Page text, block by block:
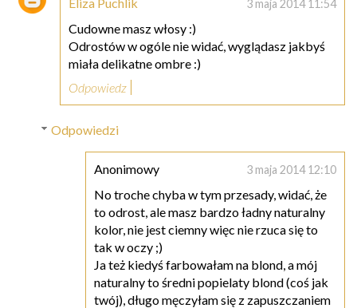
3 maja 2014 11:54
Cudowne masz włosy :)
Odrostów w ogóle nie widać, wyglądasz jakbyś
miała delikatne ombre :)
Odpowiedz
Odpowiedzi
Anonimowy 3 maja 2014 12:10
No troche chyba w tym przesady, widać, że
to odrost, ale masz bardzo ładny naturalny
kolor, nie jest ciemny więc nie rzuca się to
tak w oczy ;)
Ja też kiedyś farbowałam na blond, a mój
naturalny to średni popielaty blond (coś jak
twój), długo męczyłam się z zapuszczaniem